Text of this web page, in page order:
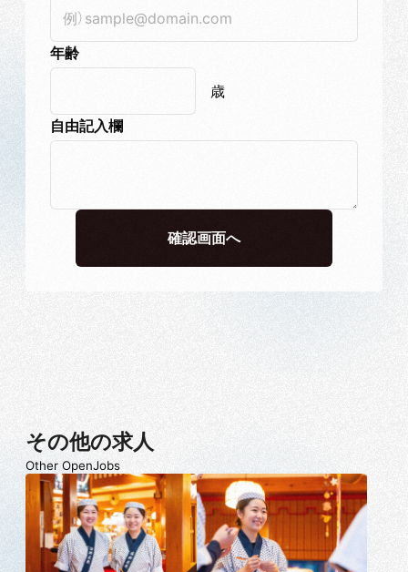
年齢
歳
自由記入欄
その他の求人
Other OpenJobs